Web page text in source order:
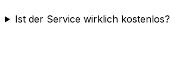
Ist der Service wirklich kostenlos?